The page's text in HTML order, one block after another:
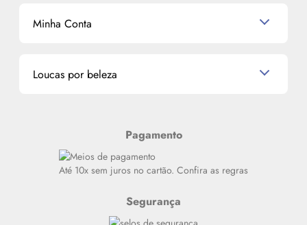
Nossas lojas
Cupom de Desconto
La Vie Est Belle Lancôme
Miniaturas de Produtos de Cabelo
Minha Conta
Meus endereços
Loucas por beleza
Siga nosso canal no Whatsapp
Pagamento
Até 10x sem juros no cartão. Confira as regras
Segurança